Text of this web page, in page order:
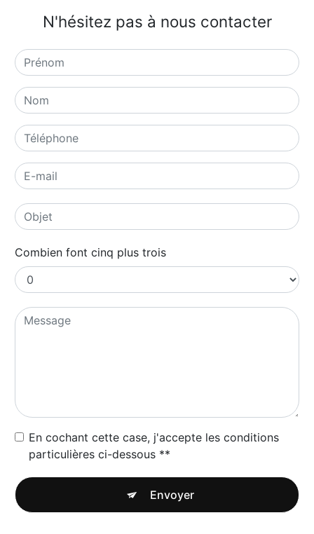
N'hésitez pas à nous contacter
Combien font cinq plus trois
En cochant cette case, j'accepte les conditions
particulières ci-dessous **
Envoyer